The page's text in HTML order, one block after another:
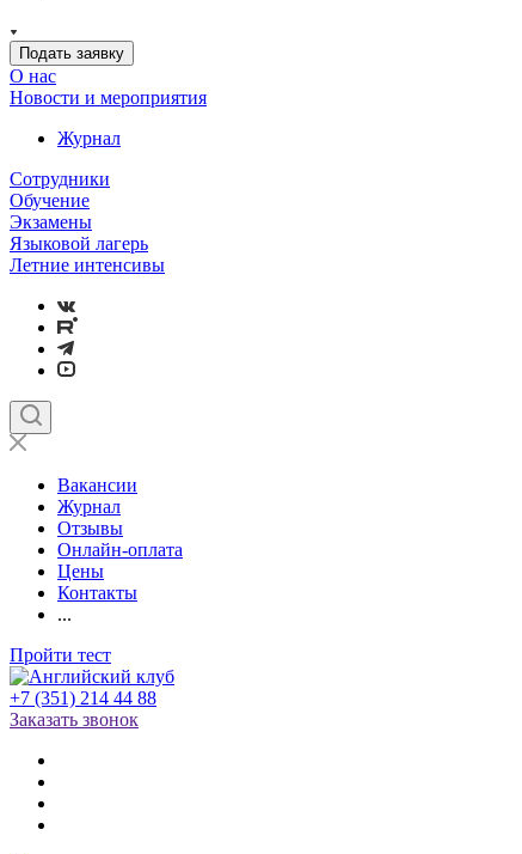
Подать заявку
О нас
Новости и мероприятия
Журнал
Сотрудники
Обучение
Экзамены
Языковой лагерь
Летние интенсивы
Вакансии
Журнал
Отзывы
Онлайн-оплата
Цены
Контакты
...
Пройти тест
+7 (351) 214 44 88
Заказать звонок